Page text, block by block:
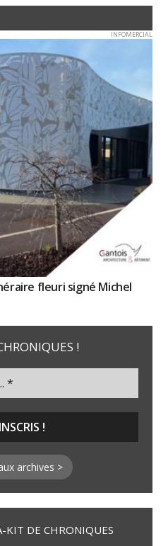
INFOMERCIAL
fleuri signé Michel
!
archives >
KIT DE CHRONIQUES